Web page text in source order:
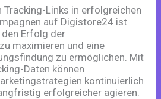
Tracking-Links in erfolgreichen
auf Digistore24 ist
Erfolg der
maximieren und eine
zu ermöglichen. Mit
Daten können
kontinuierlich
erfolgreicher agieren.